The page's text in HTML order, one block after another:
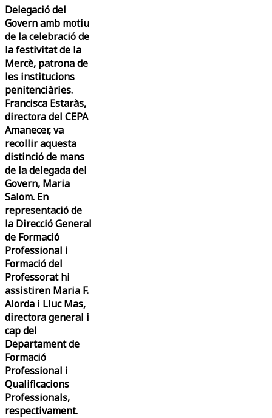
Delegació del
Govern amb motiu
de la celebració de
la festivitat de la
Mercè, patrona de
les institucions
penitenciàries.
Francisca Estaràs,
directora del CEPA
Amanecer, va
recollir aquesta
distinció de mans
de la delegada del
Govern, Maria
Salom. En
representació de
la Direcció General
de Formació
Professional i
Formació del
Professorat hi
assistiren Maria F.
Alorda i Lluc Mas,
directora general i
cap del
Departament de
Formació
Professional i
Qualificacions
Professionals,
respectivament.